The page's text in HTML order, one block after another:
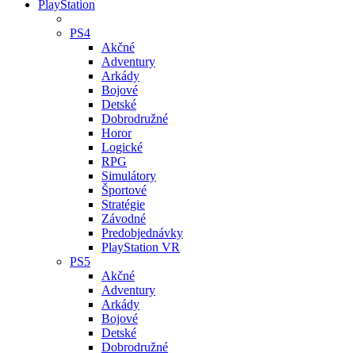
PlayStation
PS4
Akčné
Adventury
Arkády
Bojové
Detské
Dobrodružné
Horor
Logické
RPG
Simulátory
Športové
Stratégie
Závodné
Predobjednávky
PlayStation VR
PS5
Akčné
Adventury
Arkády
Bojové
Detské
Dobrodružné